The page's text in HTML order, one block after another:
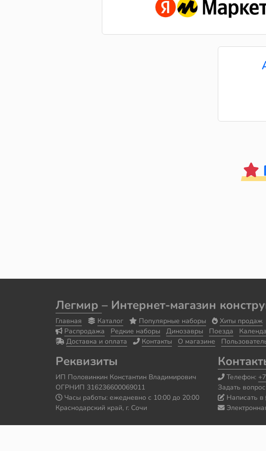
Легмир – Интернет-магазин
Главная Каталог Популярные наборы Хиты продаж
Распродажа
Редкие наборы Динозавры Поезда
Доставка и оплата
Контакты О магазине
Реквизиты
ИП Половинкин Константин Владимирович
ОГРНИП 316236600069011
Часы работы: ежедневно с 10:00 до 20:00
Краснодарский край, г. Сочи
Телефон:
Задать
Написать в